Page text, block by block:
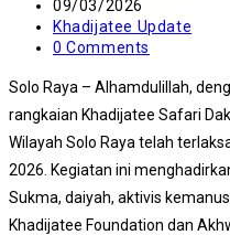
author:
Post
published:
09/03/2026
Post
category:
Khadijatee Update
Post
0 Comments
Solo Raya – Alhamdulillah,
rangkaian Khadijatee Safari
Wilayah Solo Raya telah
2026. Kegiatan ini
Sukma, daiyah, aktivis
Khadijatee Foundation dan